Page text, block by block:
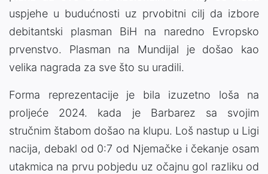
uspjehe u budućnosti uz prvobitni cilj da izbore
debitantski plasman BiH na naredno Evropsko
prvenstvo. Plasman na Mundijal je došao kao
velika nagrada za sve što su uradili.
Forma reprezentacije je bila izuzetno loša na
proljeće 2024. kada je Barbarez sa svojim
stručnim štabom došao na klupu. Loš nastup u Ligi
nacija, debakl od 0:7 od Njemačke i čekanje osam
utakmica na prvu pobjedu uz očajnu gol razliku od